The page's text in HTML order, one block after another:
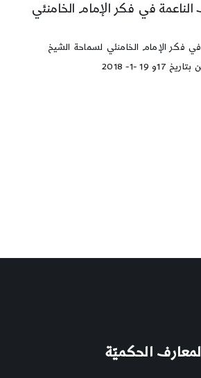
الناعمة في فكر الإمام الخامنئي
فكر الإمام الخامنئي لسماحة الشيخ
19 -1- 2018
الحكميّة